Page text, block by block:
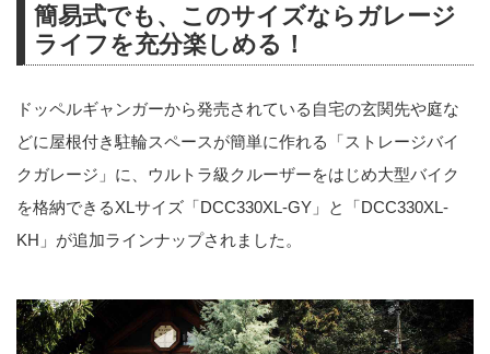
簡易式でも、このサイズならガレージ
ライフを充分楽しめる！
ドッペルギャンガーから発売されている自宅の玄関先や庭な
どに屋根付き駐輪スペースが簡単に作れる「ストレージバイ
クガレージ」に、ウルトラ級クルーザーをはじめ大型バイク
を格納できるXLサイズ「DCC330XL-GY」と「DCC330XL-
KH」が追加ラインナップされました。